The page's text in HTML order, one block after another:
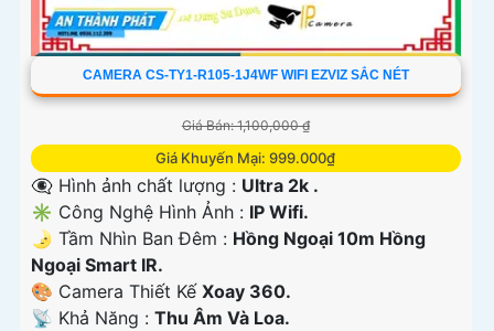
CAMERA CS-TY1-R105-1J4WF WIFI EZVIZ SẮC NÉT
Giá Bán: 1,100,000 ₫
Giá Khuyến Mại: 999.000₫
👁️‍🗨 Hình ảnh chất lượng : Ultra 2k .
✳️ Công Nghệ Hình Ảnh : IP Wifi.
🌛 Tầm Nhìn Ban Đêm : Hồng Ngoại 10m Hồng
Ngoại Smart IR.
🎨 Camera Thiết Kế Xoay 360.
️📡 Khả Năng : Thu Âm Và Loa.